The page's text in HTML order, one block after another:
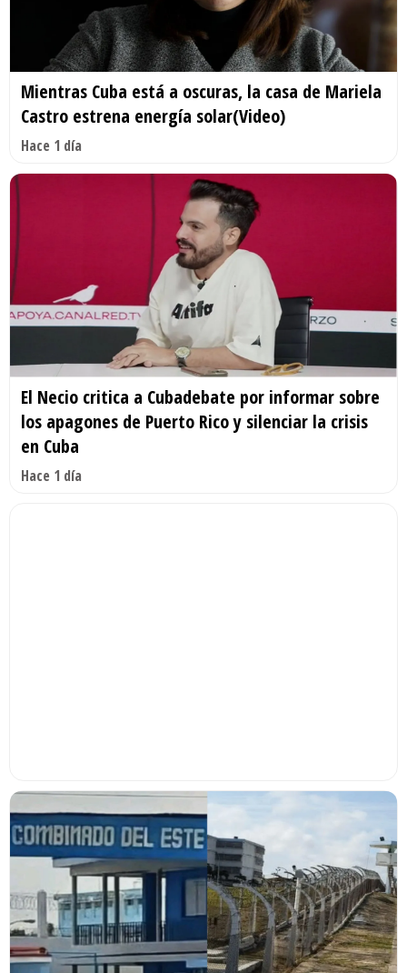
Mientras Cuba está a oscuras, la casa de Mariela
Castro estrena energía solar(Video)
Hace 1 día
El Necio critica a Cubadebate por informar sobre
los apagones de Puerto Rico y silenciar la crisis
en Cuba
Hace 1 día